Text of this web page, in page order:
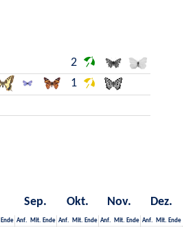
2
1
Sep. Okt. Nov. Dez.
Ende Anf. Mit. Ende Anf. Mit. Ende Anf. Mit. Ende Anf. Mit. Ende